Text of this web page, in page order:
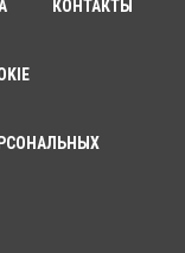
КОНТАКТЫ